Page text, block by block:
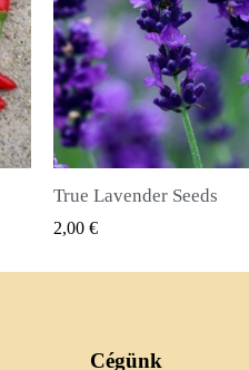
Szerecsendióbors
2,25 €
Cégünk